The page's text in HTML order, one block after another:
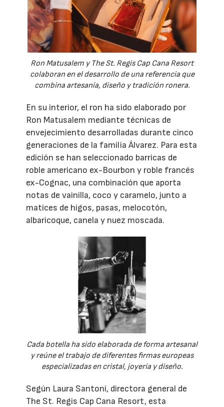
Ron Matusalem y The St. Regis Cap Cana Resort
colaboran en el desarrollo de una referencia que
combina artesanía, diseño y tradición ronera.
En su interior, el ron ha sido elaborado por
Ron Matusalem mediante técnicas de
envejecimiento desarrolladas durante cinco
generaciones de la familia Álvarez. Para esta
edición se han seleccionado barricas de
roble americano ex-Bourbon y roble francés
ex-Cognac, una combinación que aporta
notas de vainilla, coco y caramelo, junto a
matices de higos, pasas, melocotón,
albaricoque, canela y nuez moscada.
Cada botella ha sido elaborada de forma artesanal
y reúne el trabajo de diferentes firmas europeas
especializadas en cristal, joyería y diseño.
Según Laura Santoni, directora general de
The St. Regis Cap Cana Resort, esta